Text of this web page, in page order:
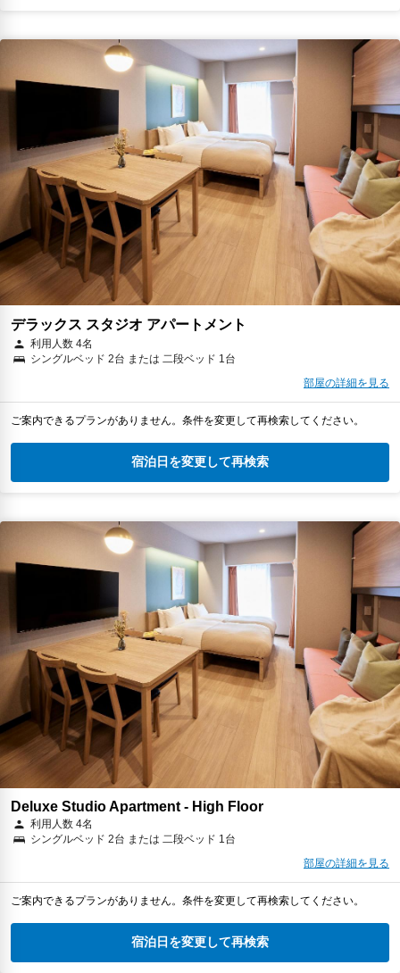
デラックス スタジオ アパートメント
利用人数 4名
シングルベッド 2台 または 二段ベッド 1台
部屋の詳細を見る
ご案内できるプランがありません。条件を変更して再検索してください。
宿泊日を変更して再検索
Deluxe Studio Apartment - High Floor
利用人数 4名
シングルベッド 2台 または 二段ベッド 1台
部屋の詳細を見る
ご案内できるプランがありません。条件を変更して再検索してください。
宿泊日を変更して再検索